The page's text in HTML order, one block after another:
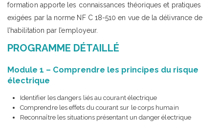
formation apporte les connaissances théoriques et pratiques
exigées par la norme NF C 18-510 en vue de la délivrance de
l’habilitation par l’employeur.
PROGRAMME DÉTAILLÉ
Module 1 – Comprendre les principes du risque
électrique
Identifier les dangers liés au courant électrique
Comprendre les effets du courant sur le corps humain
Reconnaître les situations présentant un danger électrique